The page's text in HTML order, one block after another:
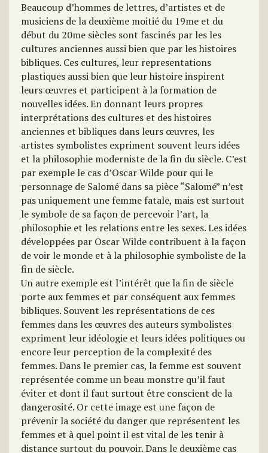
Beaucoup d’hommes de lettres, d’artistes et de
musiciens de la deuxième moitié du 19me et du
début du 20me siècles sont fascinés par les les
cultures anciennes aussi bien que par les histoires
bibliques. Ces cultures, leur representations
plastiques aussi bien que leur histoire inspirent
leurs œuvres et participent à la formation de
nouvelles idées. En donnant leurs propres
interprétations des cultures et des histoires
anciennes et bibliques dans leurs œuvres, les
artistes symbolistes expriment souvent leurs idées
et la philosophie moderniste de la fin du siècle. C’est
par exemple le cas d’Oscar Wilde pour qui le
personnage de Salomé dans sa pièce “Salomé” n’est
pas uniquement une femme fatale, mais est surtout
le symbole de sa façon de percevoir l’art, la
philosophie et les relations entre les sexes. Les idées
développées par Oscar Wilde contribuent à la façon
de voir le monde et à la philosophie symboliste de la
fin de siècle.
Un autre exemple est l’intérêt que la fin de siècle
porte aux femmes et par conséquent aux femmes
bibliques. Souvent les représentations de ces
femmes dans les œuvres des auteurs symbolistes
expriment leur idéologie et leurs idées politiques ou
encore leur perception de la complexité des
femmes. Dans le premier cas, la femme est souvent
représentée comme un beau monstre qu’il faut
éviter et dont il faut surtout être conscient de la
dangerosité. Or cette image est une façon de
prévenir la société du danger que représentent les
femmes et à quel point il est vital de les tenir à
distance surtout du pouvoir. Dans le deuxième cas